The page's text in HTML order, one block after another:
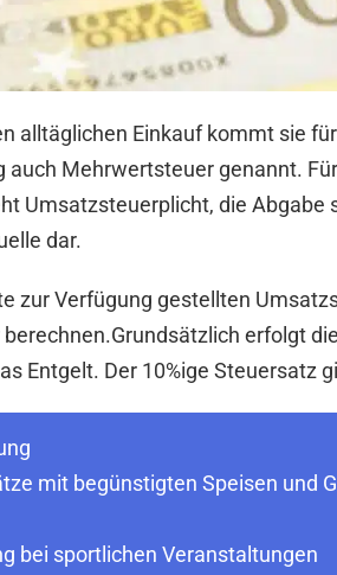
alltäglichen Einkauf kommt sie
auch Mehrwertsteuer genannt.
Umsatzsteuerplicht, die Abgabe
dar.
zur Verfügung gestellten
erfolgt
Entgelt. Der 10%ige Steuersatz
mit begünstigten Speisen und
bei sportlichen Veranstaltungen